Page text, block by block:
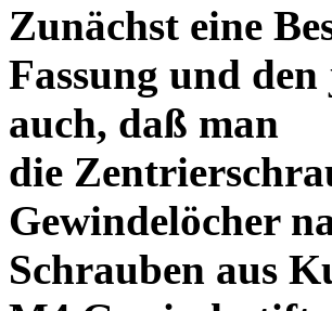
Zunächst eine
Fassung und
auch, daß man
die
Gewindelöcher
Schrauben aus